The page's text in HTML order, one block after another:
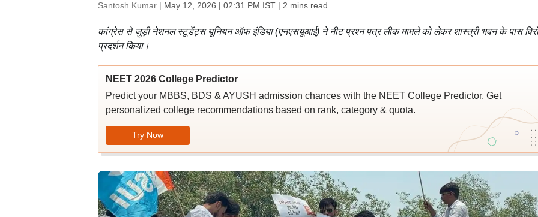
Santosh Kumar | May 12, 2026 | 02:31 PM IST| 2 mins read
कांग्रेस से जुड़ी नेशनल स्टूडेंट्स यूनियन ऑफ इंडिया (एनएसयूआई) ने नीट प्रश्न पत्र लीक मामले को लेकर शास्त्री भवन के पास
प्रदर्शन किया।
NEET 2026 College Predictor
Predict your MBBS, BDS & AYUSH admission chances with the NEET College Predictor. Get
personalized college recommendations based on rank, category & quota.
Try Now